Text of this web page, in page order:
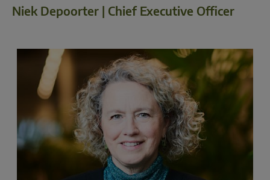
Niek Depoorter | Chief Executive Officer